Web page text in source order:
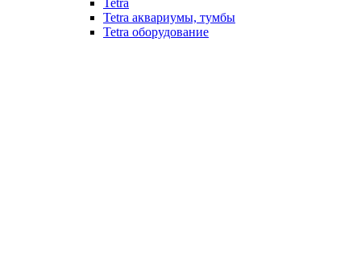
Tetra аквариумы, тумбы
Tetra оборудование